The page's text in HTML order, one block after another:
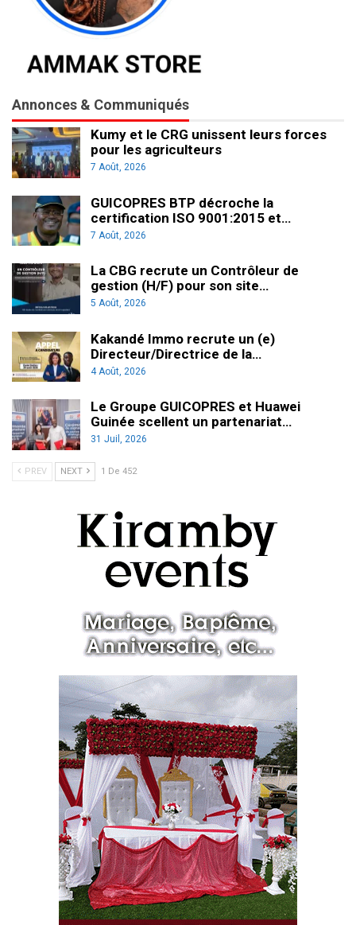
Annonces & Communiqués
Kumy et le CRG unissent leurs forces
pour les agriculteurs
7 Août, 2026
GUICOPRES BTP décroche la
certification ISO 9001:2015 et…
7 Août, 2026
La CBG recrute un Contrôleur de
gestion (H/F) pour son site…
5 Août, 2026
Kakandé Immo recrute un (e)
Directeur/Directrice de la…
4 Août, 2026
Le Groupe GUICOPRES et Huawei
Guinée scellent un partenariat…
31 Juil, 2026
PREV NEXT 1 De 452